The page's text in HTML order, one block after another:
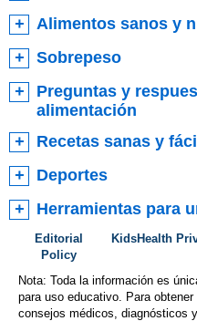
Alimentos sanos y
Sobrepeso
Preguntas y
alimentación
Recetas sanas y
Deportes
Herramientas para
Editorial
Policy
KidsHealth
Nota: Toda la información es
para uso educativo. Para obtener
consejos médicos, diagnósticos y